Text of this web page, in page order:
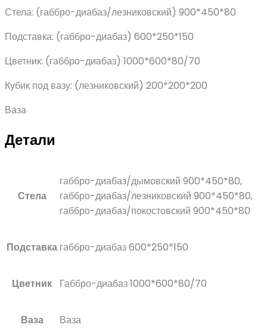
Стела: (габбро-диабаз/лезниковский) 900*450*80
Подставка: (габбро-диабаз) 600*250*150
Цветник: (габбро-диабаз) 1000*600*80/70
Кубик под вазу: (лезниковский) 200*200*200
Ваза
Детали
Стела
габбро-диабаз/дымовский 900*450*80,
габбро-диабаз/лезниковский 900*450*80,
габбро-диабаз/покостовский 900*450*80
Подставка габбро-диабаз 600*250*150
Цветник Габбро-диабаз 1000*600*80/70
Ваза Ваза